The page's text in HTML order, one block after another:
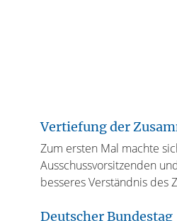
Vertiefung der
Zum ersten Mal machte
Ausschussvorsitzenden
besseres Verständnis des
Deutscher Bundestag